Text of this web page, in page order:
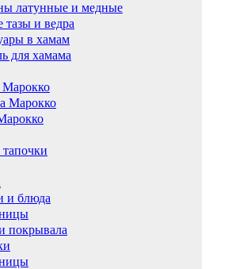
латунные и медные
и ведра
в хамам
для хамама
Марокко
и блюда
покрывала